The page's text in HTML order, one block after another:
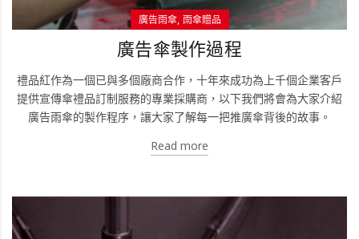
廣告雨傘 雨傘贈品
廣告傘製作過程
禮品紅作為一個已與多個廠商合作，十年來成功為上千個企業客戶
提供宣傳傘禮品訂制服務的專業採購商，以下我們將會為大家介紹
廣告雨傘的製作程序，讓大家了解每一把推廣傘背後的故事。
Read more